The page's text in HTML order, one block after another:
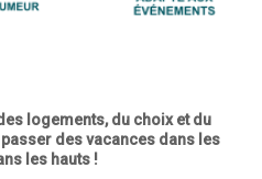
logements, du choix et du
des vacances dans les
les hauts !